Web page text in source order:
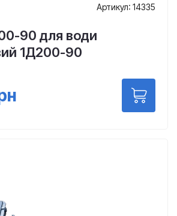
Артикул: 14335
90 для води
1Д200-90